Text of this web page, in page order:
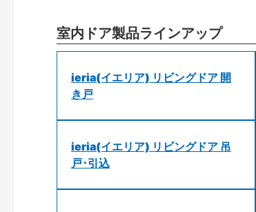
室内ドア製品ラインアップ
ieria(イエリア) リビングドア 開
き戸
ieria(イエリア) リビングドア 吊
戸･引込